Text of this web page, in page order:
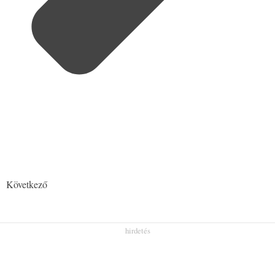
Következő